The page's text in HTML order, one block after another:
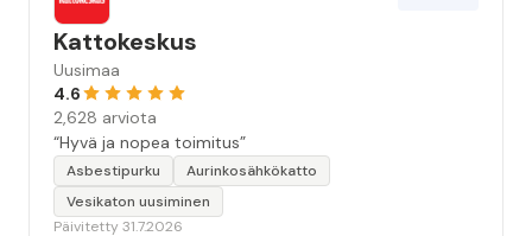
Kattokeskus
Uusimaa
4.6
2,628 arviota
“Hyvä ja nopea toimitus”
Asbestipurku
Aurinkosähkökatto
Vesikaton uusiminen
Päivitetty 31.7.2026